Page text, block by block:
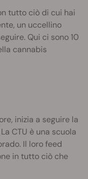
tutto ciò di cui hai
un uccellino
Qui ci sono 10
cannabis
inizia a seguire la
CTU è una scuola
Il loro feed
in tutto ciò che